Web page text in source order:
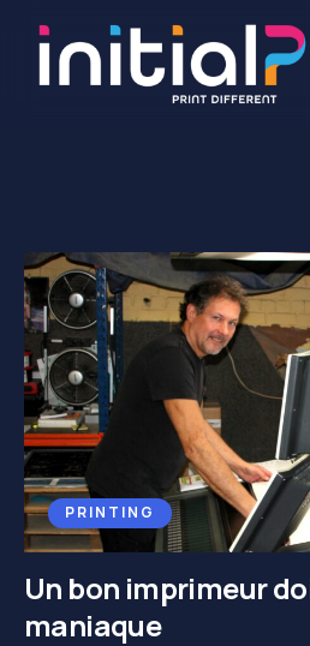
PRINTING
Un bon imprimeur
maniaque